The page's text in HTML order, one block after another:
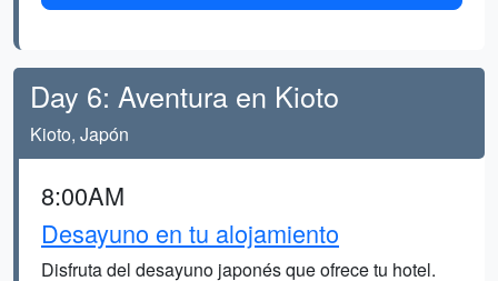
Day 6: Aventura en Kioto
Kioto, Japón
8:00AM
Desayuno en tu alojamiento
Disfruta del desayuno japonés que ofrece tu hotel.